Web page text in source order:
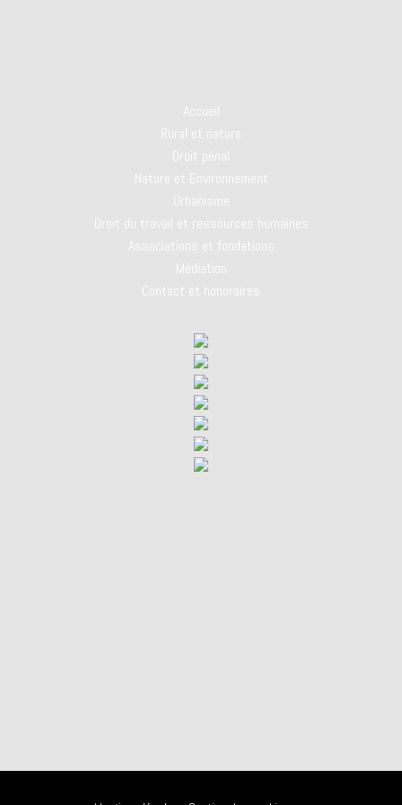
Accueil
Rural et nature
Droit pénal
Nature et Environnement
Urbanisme
Droit du travail et ressources humaines
Associations et fondations
Médiation
Contact et honoraires